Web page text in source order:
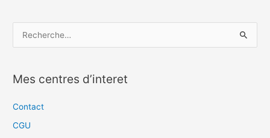
h
e
Mes centres d’interet
Contact
CGU